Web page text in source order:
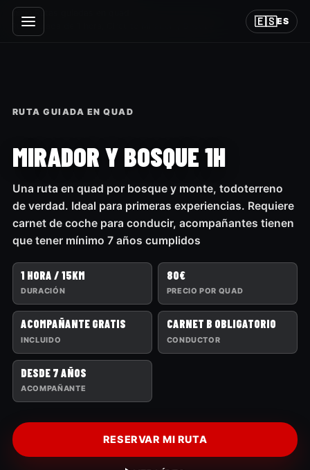
Inicio Rutas guiadas en quad
Ruta Guiada de 1 hora, Circuito Mirador y Bosque
🇪🇸ES
RUTA GUIADA EN QUAD
MIRADOR Y BOSQUE 1H
Una ruta en quad por bosque y monte, todoterreno
de verdad. Ideal para primeras experiencias. Requiere
carnet de coche para conducir, acompañantes tienen
que tener mínimo 7 años cumplidos
1 HORA / 15KM
DURACIÓN
80€
PRECIO POR QUAD
ACOMPAÑANTE GRATIS
INCLUIDO
CARNET B OBLIGATORIO
CONDUCTOR
DESDE 7 AÑOS
ACOMPAÑANTE
RESERVAR MI RUTA